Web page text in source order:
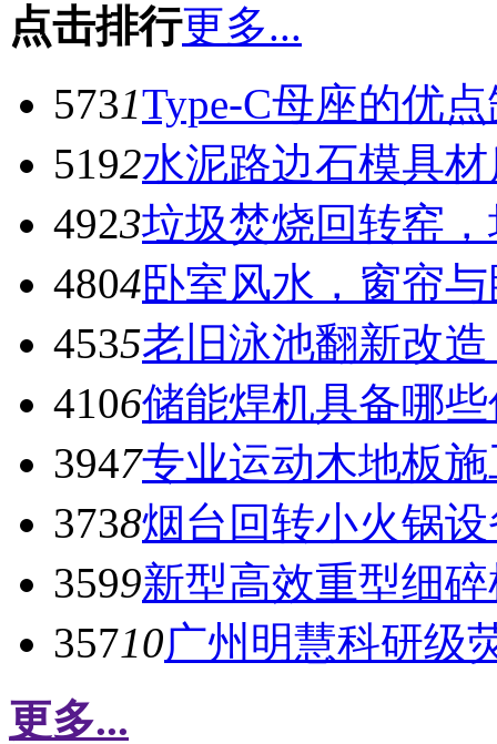
点击排行更多...
5731Type-C母座的优
5192水泥路边石模具
4923垃圾焚烧回转窑
4804卧室风水，窗帘
4535老旧泳池翻新改
4106储能焊机具备哪
3947专业运动木地板
3738烟台回转小火锅
3599新型高效重型细
35710广州明慧科研级
更多...